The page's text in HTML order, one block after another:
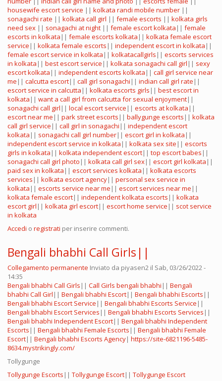
housewife escort service || kolkata randi mobile number ||
sonagachi rate || kolkata call girl || female escorts || kolkata girls
need sex || sonagachi at night || female escort kolkata || female
escorts in kolkata || female escorts kolkata || kolkata female escort
service || kolkata female escorts || independent escort in kolkata ||
female escort service in kolkata || kolkatacallgirls || escorts services
in kolkata || best escort service || kolkata sonagachi call girl || sexy
escort kolkata || independent escorts kolkata || call girl service near
me || calcutta escort|| call girl sonagachi || indian call girl rate ||
escort service in calcutta || kolkata escorts girls || best escort in
kolkata || want a call girl from calcutta for sexual enjoyment||
sonagachi call girl || local escort service || escorts at kolkata ||
escort near me || park street escorts || ballygunge escorts || kolkata
call girl service || call girl in sonagachi || independent escort
kolkata || sonagachi call girl number|| escort girl in kolkata ||
independent escort service in kolkata || kolkata sex site || escorts
girls in kolkata || kolkata independent escort|| top escort babes ||
sonagachi call girl photo || kolkata call girl sex|| escort girl kolkata ||
paid sex in kolkata || escort services kolkata || kolkata escorts
services || kolkata escort agency|| personal sex service in
kolkata || escorts service near me || escort services near me ||
kolkata female escort|| independent kolkata escorts || kolkata
escort girl || kolkata girl escort|| escort home service || scot service
in kolkata
Accedi o registrati per inserire commenti.
Bengali bhabhi Call Girls||
Collegamento permanente Inviato da piyasen2 il Sab, 03/26/2022 -
14:35
Bengali bhabhi Call Girls || Call Girls bengali bhabhi || Bengali
bhabhi Call Girl || Bengali bhabhi Escort|| Bengali bhabhi Escorts ||
Bengali bhabhi Escort Service || Bengali bhabhi Escorts Service ||
Bengali bhabhi Escort Services || Bengali bhabhi Escorts Services ||
Bengali bhabhi Independent Escort|| Bengali bhabhi Independent
Escorts || Bengali bhabhi Female Escorts || Bengali bhabhi Female
Escort|| Bengali bhabhi Escorts Agency| https://site-6821196-5485-
8634.mystrikingly.com/
Tollygunge
Tollygunge Escorts || Tollygunge Escort|| Tollygunge Escort